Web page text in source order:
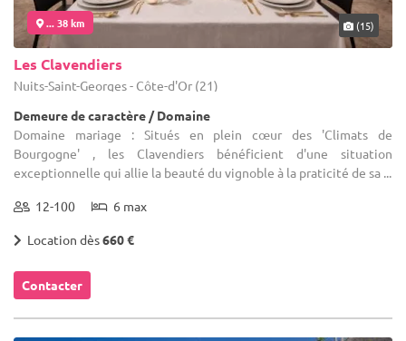
... 38 km (15)
Les Clavendiers
Nuits-Saint-Georges - Côte-d'Or (21)
Demeure de caractère / Domaine
Domaine mariage : Situés en plein cœur des 'Climats de
Bourgogne' , les Clavendiers bénéficient d'une situation
exceptionnelle qui allie la beauté du vignoble à la praticité de sa ...
12-100 6 max
Location dès660 €
Contacter